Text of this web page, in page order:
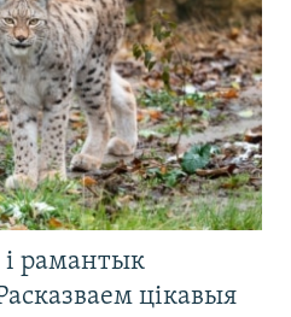
рамантык
цікавыя